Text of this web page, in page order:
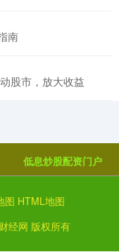
南
股市，放大收益
低息炒股配资门户
图 HTML地图
经网 版权所有